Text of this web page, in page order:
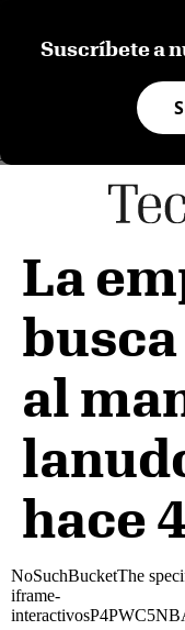
Suscríbete a
La
al
hace